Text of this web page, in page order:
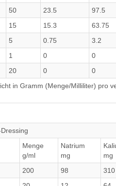
50 23.5 97.5
15 15.3 63.75
5 0.75 3.2
1 0 0
20 0 0
in Gramm (Menge/Milliliter) pro
Menge
g/ml
Natrium
mg
mg
200 98 310